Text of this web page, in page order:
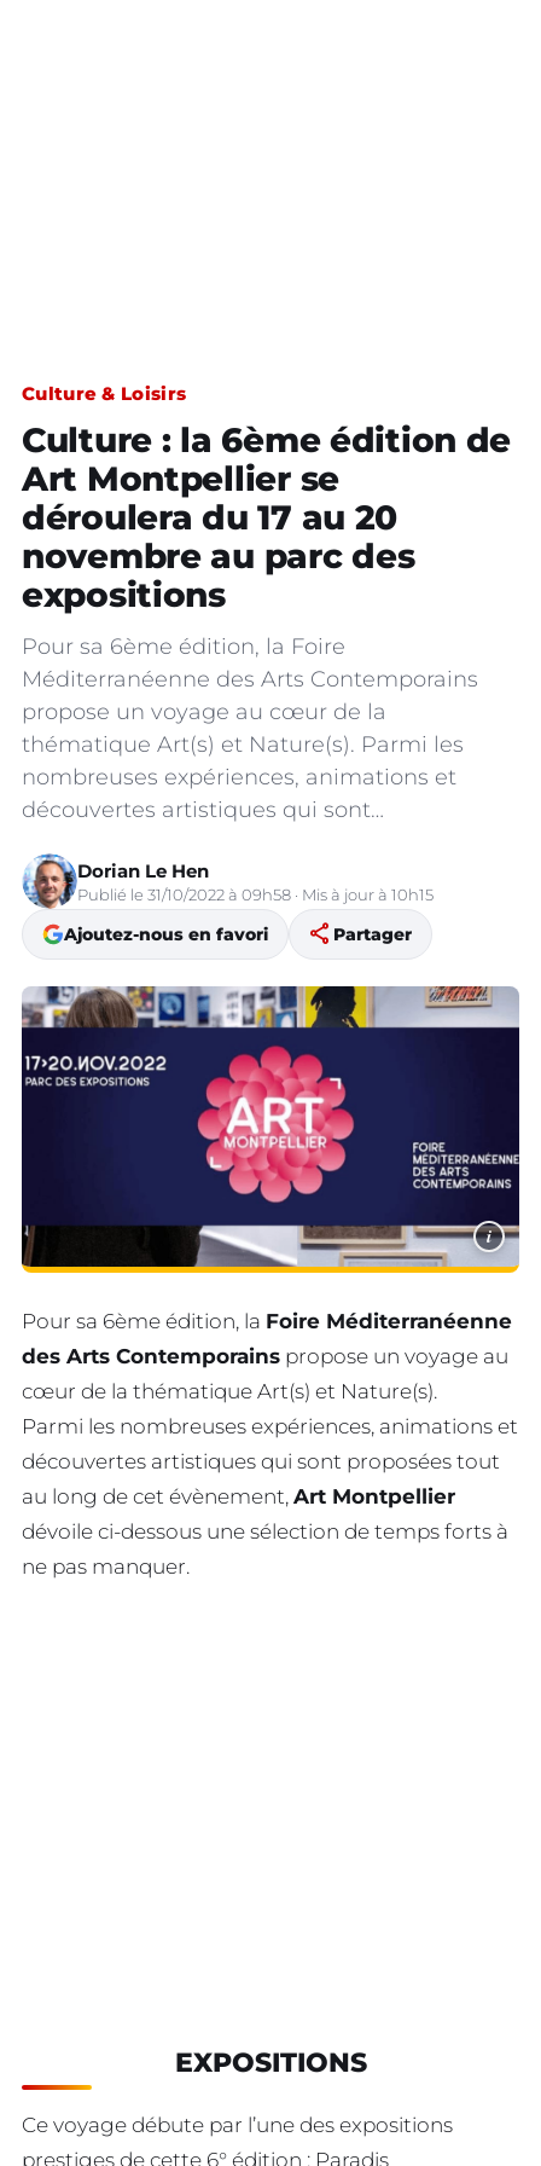
Culture & Loisirs
Culture : la 6ème édition de
Art Montpellier se
déroulera du 17 au 20
novembre au parc des
expositions
Pour sa 6ème édition, la Foire
Méditerranéenne des Arts Contemporains
propose un voyage au cœur de la
thématique Art(s) et Nature(s). Parmi les
nombreuses expériences, animations et
découvertes artistiques qui sont…
Dorian Le Hen
Publié le 31/10/2022 à 09h58 · Mis à jour à 10h15
Ajoutez-nous en favori share Partager
i
Pour sa 6ème édition, la Foire Méditerranéenne
des Arts Contemporains propose un voyage au
cœur de la thématique Art(s) et Nature(s).
Parmi les nombreuses expériences, animations et
découvertes artistiques qui sont proposées tout
au long de cet évènement, Art Montpellier
dévoile ci-dessous une sélection de temps forts à
ne pas manquer.
EXPOSITIONS
Ce voyage débute par l’une des expositions
prestiges de cette 6° édition : Paradis